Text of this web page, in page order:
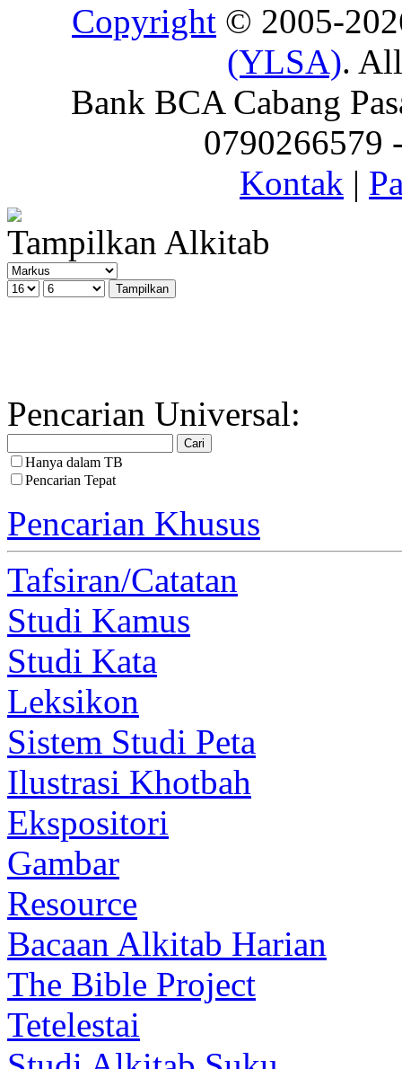
Copyright © 2005-
(YLSA).
Bank BCA Cabang
0790266579
Kontak |
Tampilkan Alkitab
Pencarian Universal:
Hanya dalam TB
Pencarian Tepat
Pencarian Khusus
Tafsiran/Catatan
Studi Kamus
Studi Kata
Leksikon
Sistem Studi Peta
Ilustrasi Khotbah
Ekspositori
Gambar
Resource
Bacaan Alkitab Harian
The Bible Project
Tetelestai